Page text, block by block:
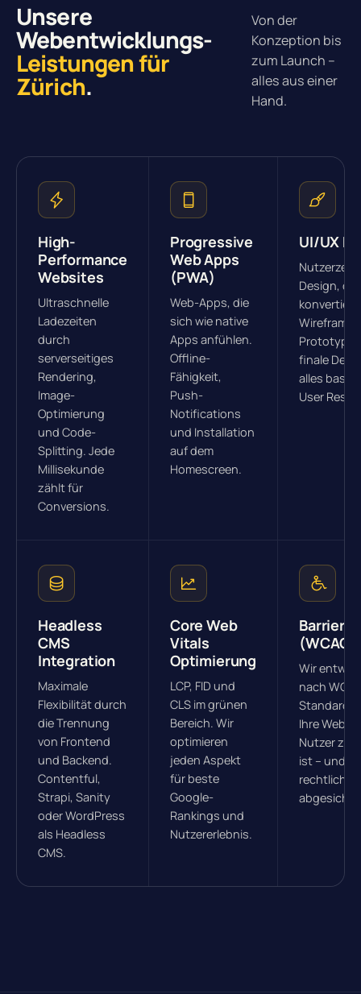
Unsere
Webentwicklungs-
Leistungen für
Zürich.
Von der
Konzeption bis
zum Launch –
alles aus einer
Hand.
High-
Performance
Websites
Ultraschnelle
Ladezeiten
durch
serverseitiges
Rendering,
Image-
Optimierung
und Code-
Splitting. Jede
Millisekunde
zählt für
Conversions.
Progressive
Web Apps
(PWA)
Web-Apps, die
sich wie native
Apps anfühlen.
Offline-
Fähigkeit,
Push-
Notifications
und Installation
auf dem
Homescreen.
UI/UX
Design,
konvertiert.
finale
alles
User
Headless
CMS
Integration
Maximale
Flexibilität durch
die Trennung
von Frontend
und Backend.
Contentful,
Strapi, Sanity
oder WordPress
als Headless
CMS.
Core Web
Vitals
Optimierung
LCP, FID und
CLS im grünen
Bereich. Wir
optimieren
jeden Aspekt
für beste
Google-
Rankings und
Nutzererlebnis.
(WCAG)
Wir
nach
Ihre
Nutzer
ist – und
rechtlich